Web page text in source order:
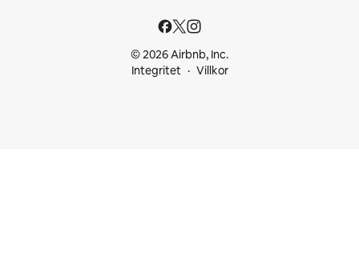
© 2026 Airbnb, Inc.
Integritet
Villkor